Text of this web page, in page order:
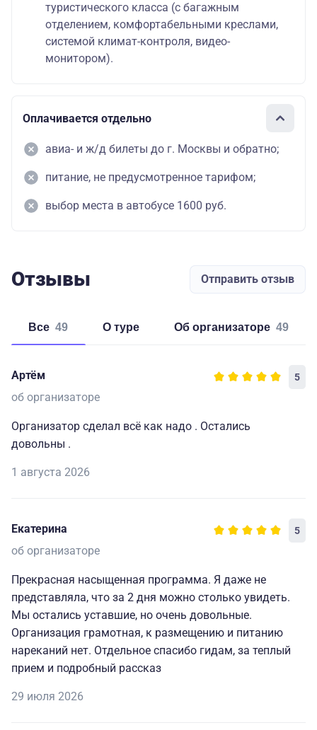
туристического класса (с багажным
отделением, комфортабельными креслами,
системой климат-контроля, видео-
монитором).
Оплачивается отдельно
авиа- и ж/д билеты до г. Москвы и обратно;
питание, не предусмотренное тарифом;
выбор места в автобусе 1600 руб.
Отзывы Отправить отзыв
Все 49 о туре об организаторе 49
Артём 5
об организаторе
Организатор сделал всё как надо . Остались
довольны .
1 августа 2026
Екатерина 5
об организаторе
Прекрасная насыщенная программа. Я даже не
представляла, что за 2 дня можно столько увидеть.
Мы остались уставшие, но очень довольные.
Организация грамотная, к размещению и питанию
нареканий нет. Отдельное спасибо гидам, за теплый
прием и подробный рассказ
29 июля 2026